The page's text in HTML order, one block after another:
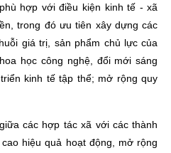
hợp với điều kiện kinh tế - xã
trong đó ưu tiên xây dựng các
giá trị, sản phẩm chủ lực của
học công nghệ, đổi mới sáng
kinh tế tập thể; mở rộng quy
các hợp tác xã với các thành
hiệu quả hoạt động, mở rộng